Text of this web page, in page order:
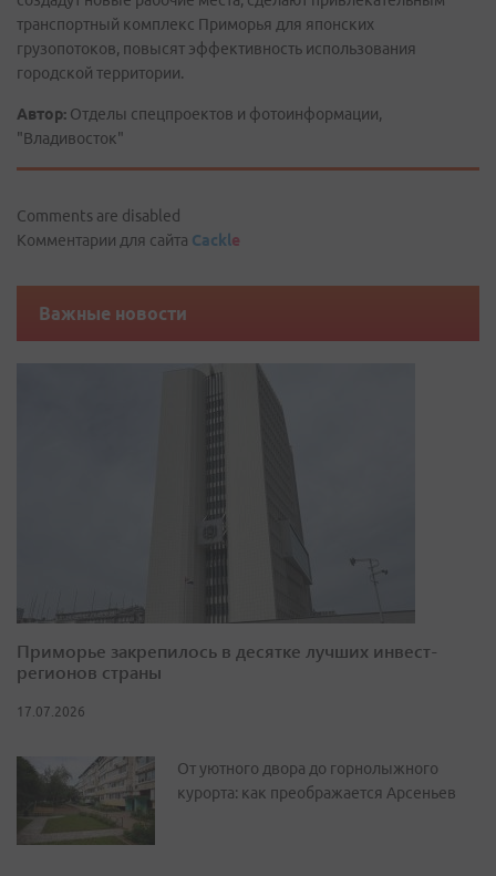
транспортный комплекс Приморья для японских
грузопотоков, повысят эффективность использования
городской территории.
Автор: Отделы спецпроектов и фотоинформации,
"Владивосток"
Comments are disabled
Комментарии для сайта Cackle
Важные новости
Приморье закрепилось в десятке лучших инвест-
регионов страны
17.07.2026
От уютного двора до горнолыжного
курорта: как преображается Арсеньев